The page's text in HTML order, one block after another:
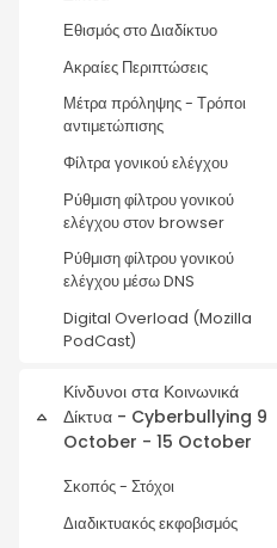
Εθισμός στο Διαδίκτυο
Ακραίες Περιπτώσεις
Μέτρα πρόληψης - Τρόποι
αντιμετώπισης
Φίλτρα γονικού ελέγχου
Ρύθμιση φίλτρου γονικού
ελέγχου στον browser
Ρύθμιση φίλτρου γονικού
ελέγχου μέσω DNS
Digital Overload (Mozilla
PodCast)
Collapse
Κίνδυνοι στα Κοινωνικά
Δίκτυα - Cyberbullying 9
October - 15 October
Σκοπός - Στόχοι
Διαδικτυακός εκφοβισμός